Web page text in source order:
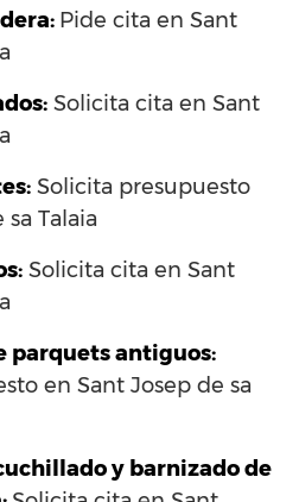
Pide cita en Sant
: Solicita cita en Sant
Solicita presupuesto
Talaia
Solicita cita en Sant
parquets antiguos:
en Sant Josep de sa
y barnizado de